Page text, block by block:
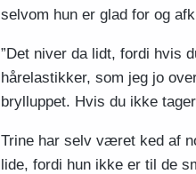
selvom hun er glad for og
”Det niver da lidt, fordi hvis
hårelastikker, som jeg jo
brylluppet. Hvis du ikke
Trine har selv været ked af
lide, fordi hun ikke er til de